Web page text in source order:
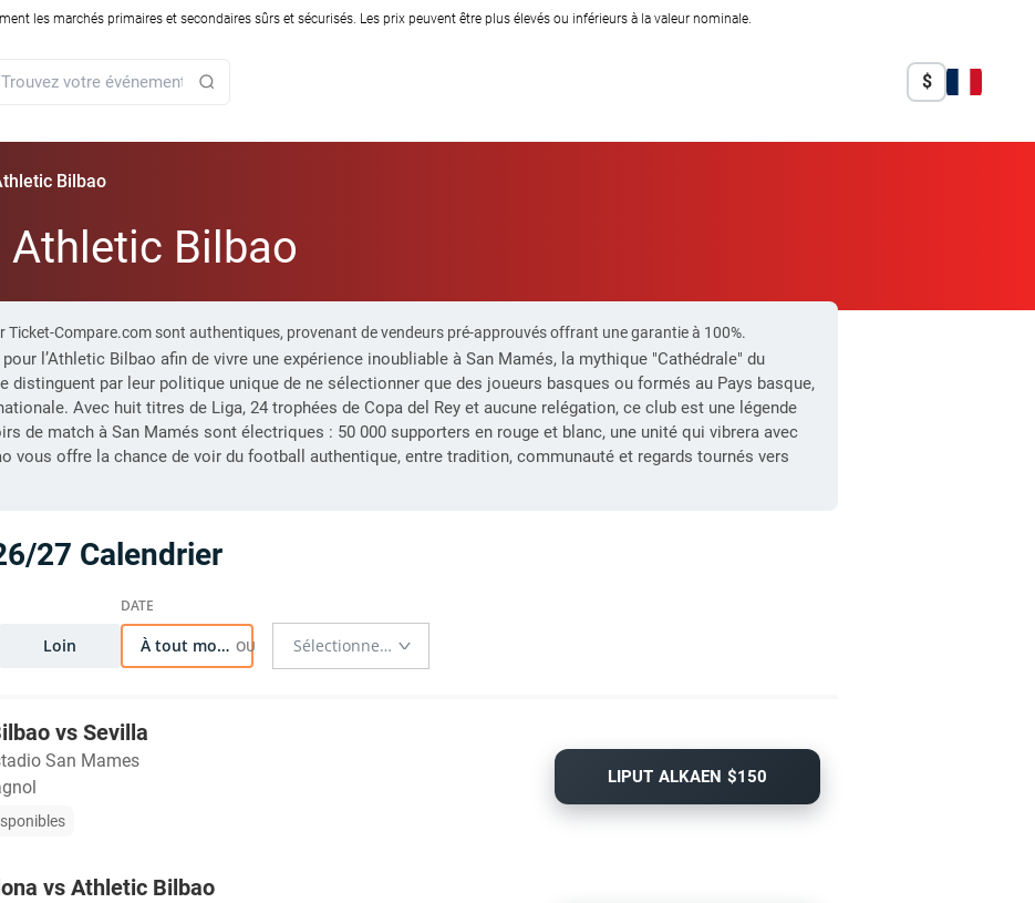
les marchés primaires et secondaires sûrs et sécurisés. Les prix peuvent être plus élevés ou inférieurs à la valeur nominale.
$
Bilbao
Bilbao
Ticket-Compare.com sont authentiques, provenant de vendeurs pré-approuvés offrant une garantie à 100%.
l’Athletic Bilbao afin de vivre une expérience inoubliable à San Mamés, la mythique "Cathédrale" du
distinguent par leur politique unique de ne sélectionner que des joueurs basques ou formés au Pays basque,
Avec huit titres de Liga, 24 trophées de Copa del Rey et aucune relégation, ce club est une légende
de match à San Mamés sont électriques : 50 000 supporters en rouge et blanc, une unité qui vibrera avec
vous offre la chance de voir du football authentique, entre tradition, communauté et regards tournés vers
27 Calendrier
Loin À tout moment
vs Sevilla
San Mames
LIPUT ALKAEN $150
vs Athletic Bilbao